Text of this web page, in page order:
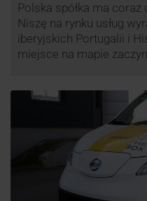
Polska spółka ma
Niszę na rynku usług
iberyjskich Portugalii i
miejsce na mapie